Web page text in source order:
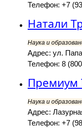
Телефон: +7
Натали
Наука и
Адрес: ул.
Телефон: 8
Премиум
Наука и
Адрес:
Телефон: +7